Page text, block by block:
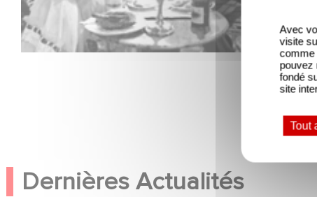
Dernières Actualités
Avec
visite
comme
pouvez
fondé
site
Tout